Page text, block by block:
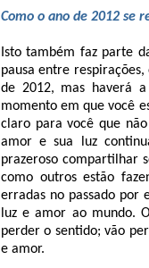
Como o ano de 2012 se
Isto também faz parte
pausa entre
de 2012, mas haverá
momento em que você
claro para você que
amor e sua luz
prazeroso compartilhar
como outros estão
erradas no passado por
luz e amor ao mundo.
perder o sentido; vão
e amor.